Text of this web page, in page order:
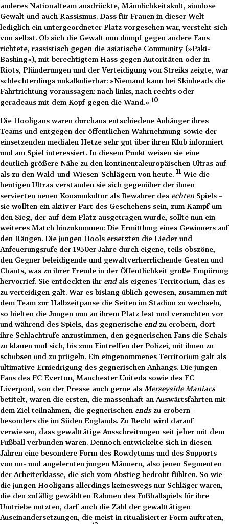
anderes Nationalteam ausdrückte, Männlichkeitskult, sinnlose
Gewalt und auch Rassismus. Dass für Frauen in dieser Welt
lediglich ein untergeordneter Platz vorgesehen war, versteht sich
von selbst. Ob sich die Gewalt nun dumpf gegen andere Fans
richtete, rassistisch gegen die asiatische Community (»Paki-
Bashing«), mit berechtigtem Hass gegen Autoritäten oder in
Riots, Plünderungen und der Verteidigung von Streiks zeigte, war
schlechterdings unkalkulierbar: »Niemand kann bei Skinheads die
Fahrtrichtung voraussagen: nach links, nach rechts oder
geradeaus mit dem Kopf gegen die Wand.« 10
Die Hooligans waren durchaus entschiedene Anhänger ihres
Teams und entgegen der öffentlichen Wahrnehmung sowie der
einsetzenden medialen Hetze sehr gut über ihren Klub informiert
und am Spiel interessiert. In diesem Punkt weisen sie eine
deutlich größere Nähe zu den kontinentaleuropäischen Ultras auf
als zu den Wald-und-Wiesen-Schlägern von heute. 11Wie die
heutigen Ultras verstanden sie sich gegenüber der ihnen
servierten neuen Konsumkultur als Bewahrer des echten Spiels –
sie wollten ein aktiver Part des Geschehens sein, zum Kampf um
den Sieg, der auf dem Platz ausgetragen wurde, sollte nun ein
weiteres Match hinzukommen: Die Ermittlung eines Gewinners auf
den Rängen. Die jungen Hools ersetzten die Lieder und
Anfeuerungsrufe der 1950er Jahre durch eigene, teils obszöne,
den Gegner beleidigende und gewaltverherrlichende Gesten und
Chants, was zu ihrer Freude in der Öffentlichkeit große Empörung
hervorrief. Sie entdeckten ihr endals eigenes Territorium, das es
zu verteidigen galt. War es bislang üblich gewesen, zusammen mit
dem Team zur Halbzeitpause die Seiten im Stadion zu wechseln,
so hielten die Jungen nun an ihrem Platz fest und versuchten vor
und während des Spiels, das gegnerische endzu erobern, dort
ihre Schlachtrufe anzustimmen, den gegnerischen Fans die Schals
zu klauen und sich, bis zum Eintreffen der Polizei, mit ihnen zu
schubsen und zu prügeln. Ein eingenommenes Territorium galt als
ultimative Erniedrigung des gegnerischen Anhangs. Die jungen
Fans des FC Everton, Manchester Uniteds sowie des FC
Liverpool, von der Presse auch gerne als Merseyside Maniacs
betitelt, waren die ersten, die massenhaft an Auswärtsfahrten mit
dem Ziel teilnahmen, die gegnerischen endszu erobern –
besonders die im Süden Englands. Zu Recht wird darauf
verwiesen, dass gewalttätige Ausschreitungen seit jeher mit dem
Fußball verbunden waren. Dennoch entwickelte sich in diesen
Jahren eine besondere Form des Rowdytums und des Supports
von un- und angelernten jungen Männern, also jenen Segmenten
der Arbeiterklasse, die sich vom Abstieg bedroht fühlten. So wie
die jungen Hooligans allerdings keineswegs nur Schläger waren,
die den zufällig gewählten Rahmen des Fußballspiels für ihre
Umtriebe nutzten, darf auch die Zahl der gewalttätigen
Auseinandersetzungen, die meist in ritualisierter Form auftraten,